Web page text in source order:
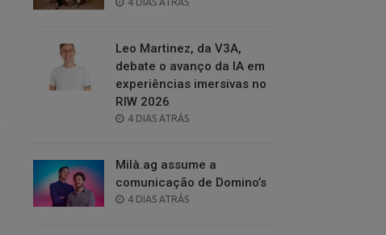
Leo Martinez, da V3A,
debate o avanço da IA em
experiências imersivas no
RIW 2026
POSTED
4 DIAS ATRÁS
Milà.ag assume a
comunicação de Domino’s
POSTED
4 DIAS ATRÁS